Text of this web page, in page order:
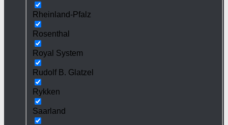
Rheinland-Pfalz
Rosenthal
Royal System
Rudolf B. Glatzel
Rykken
Saarland